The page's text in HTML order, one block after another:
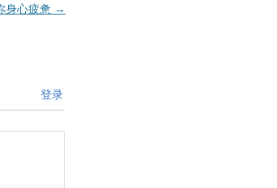
身心疲惫 →
登录